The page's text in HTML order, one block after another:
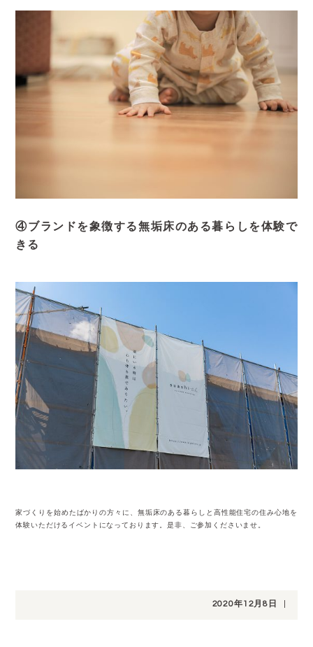
④ブランドを象徴する無垢床のある暮らしを体験で
きる
家づくりを始めたばかりの方々に、無垢床のある暮らしと高性能住宅の住み心地を
体験いただけるイベントになっております。是非、ご参加くださいませ。
2020年12月8日